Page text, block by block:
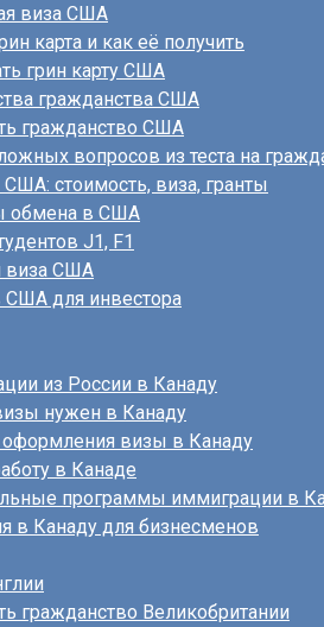
виза США
карта и как её получить
грин карту США
гражданства США
гражданство США
вопросов из теста на
стоимость, виза, гранты
обмена в США
J1, F1
виза США
США для инвестора
из России в Канаду
нужен в Канаду
визы в Канаду
в Канаде
программы иммиграции в
в Канаду для бизнесменов
гражданство Великобритании